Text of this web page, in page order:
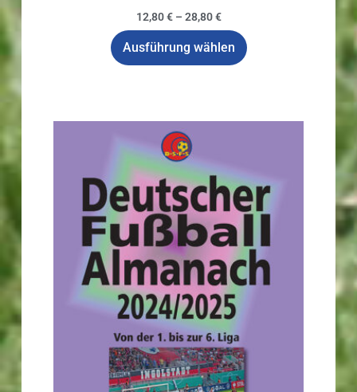
12,80€ – 28,80€
Ausführung wählen